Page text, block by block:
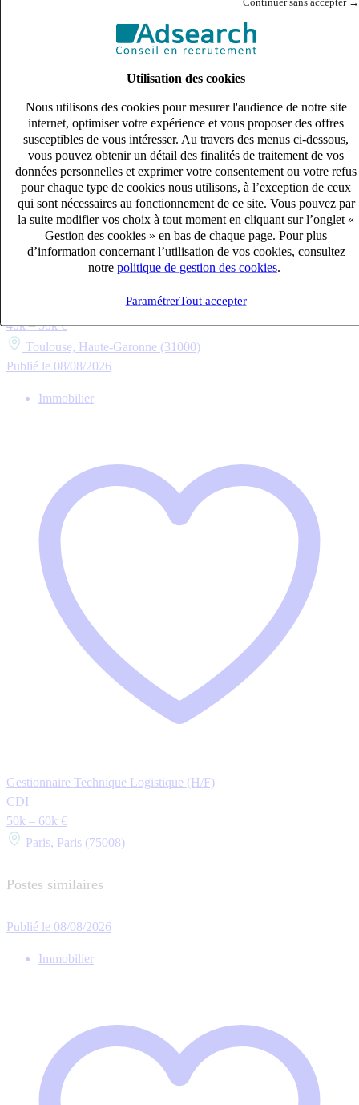
Utilisation des cookies
Nous utilisons des cookies pour mesurer l'audience de notre site
internet, optimiser votre expérience et vous proposer des offres
susceptibles de vous intéresser. Au travers des menus ci-dessous,
vous pouvez obtenir un détail des finalités de traitement de vos
données personnelles et exprimer votre consentement ou votre refus
pour chaque type de cookies nous utilisons, à l’exception de ceux
qui sont nécessaires au fonctionnement de ce site. Vous pouvez par
la suite modifier vos choix à tout moment en cliquant sur l’onglet «
Gestion des cookies » en bas de chaque page. Pour plus
d’information concernant l’utilisation de vos cookies, consultez
notre politique de gestion des cookies
ParamétrerTout accepter
40k – 50k €
Toulouse, Haute-Garonne (31000)
Publié le 08/08/2026
Immobilier
Gestionnaire Technique Logistique (H/F)
CDI
50k – 60k €
Paris, Paris (75008)
Postes similaires
Publié le 08/08/2026
Immobilier